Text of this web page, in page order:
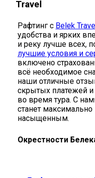
Travel
Рафтинг с Belek
удобства и ярких
и реку лучше всех,
лучшие условия и
включено
всё необходимое
наши отличные
скрытых платежей
во время тура. С
станет
насыщенным.
Окрестности